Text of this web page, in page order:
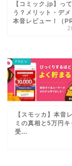
【コミック.jp】っ
う？メリット・デ
本音レビュー！（PR
【スモッカ】本音
ミの真相と5万円
受...